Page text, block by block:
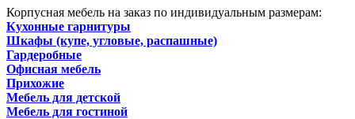
Корпусная мебель на заказ по индивидуальным размерам:
Кухонные гарнитуры
Шкафы (купе, угловые, распашные)
Гардеробные
Офисная мебель
Прихожие
Мебель для детской
Мебель для гостиной